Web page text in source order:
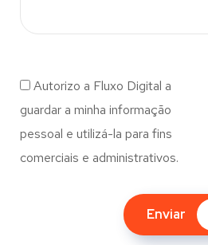
Autorizo a Fluxo Digital a
guardar a minha informação
pessoal e utilizá-la para fins
comerciais e administrativos.
Enviar